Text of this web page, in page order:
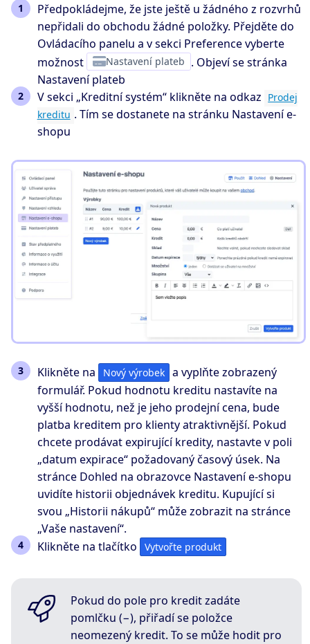
Předpokládejme, že jste ještě u žádného z rozvrhů
nepřidali do obchodu žádné položky. Přejděte do
Ovládacího panelu a v sekci Preference vyberte
možnost
Nastavení plateb . Objeví se stránka
Nastavení plateb
V sekci „Kreditní systém“ klikněte na odkaz Prodej
kreditu . Tím se dostanete na stránku Nastavení e-
shopu
Klikněte na Nový výrobek a vyplňte zobrazený
formulář. Pokud hodnotu kreditu nastavíte na
vyšší hodnotu, než je jeho prodejní cena, bude
platba kreditem pro klienty atraktivnější. Pokud
chcete prodávat expirující kredity, nastavte v poli
„datum expirace“ požadovaný časový úsek. Na
stránce Dohled na obrazovce Nastavení e-shopu
uvidíte historii objednávek kreditu. Kupující si
svou „Historii nákupů“ může zobrazit na stránce
„Vaše nastavení“.
Klikněte na tlačítko
Vytvořte produkt
Pokud do pole pro kredit zadáte
pomlčku (−), přiřadí se položce
neomezený kredit. To se může hodit pro